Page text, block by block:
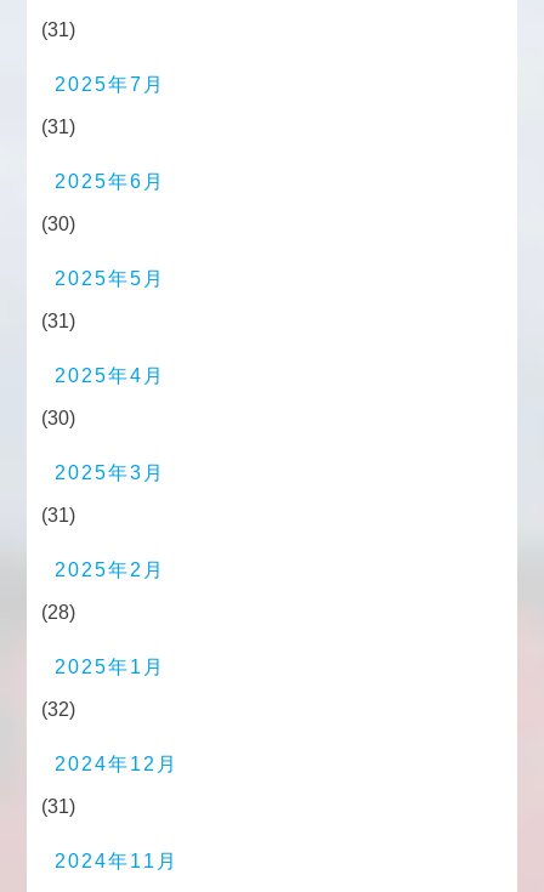
(31)
2025年7月
(31)
2025年6月
(30)
2025年5月
(31)
2025年4月
(30)
2025年3月
(31)
2025年2月
(28)
2025年1月
(32)
2024年12月
(31)
2024年11月